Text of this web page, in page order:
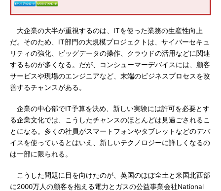
大企業の大半が重視するのは、ITを使った業務の生産性向上
だ。そのため、IT部門の大規模プロジェクトは、サイバーセキュ
リティの強化、ビッグデータの操作、クラウドの活用などに関連
するものが多くなる。だが、コンシューマーデバイスには、顧客
サービスや現場のエンジニアなど、末端のビジネスプロセスを改
善するチャンスがある。
企業の中心部でIT予算を決め、新しい実験には許可を必要とす
る企業文化では、こうしたチャンスのほとんどは見過ごされるこ
とになる。多くの社員がスマートフォンやタブレットなどのデバ
イスを使っているとはいえ、新しいテクノロジーに詳しくなるの
は一部に限られる。
こうした問題に目を向けたのが、英国のほぼ全土と米国北西部
に2000万人の顧客を抱える電力とガスの公益事業会社National